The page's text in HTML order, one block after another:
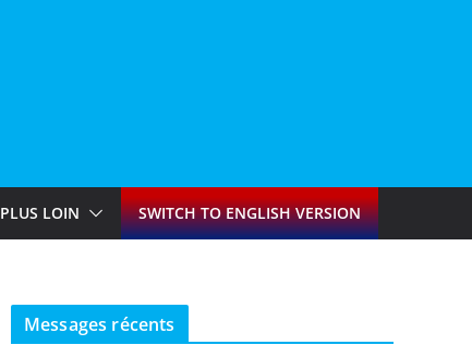
PLUS LOIN SWITCH TO ENGLISH VERSION
Messages récents